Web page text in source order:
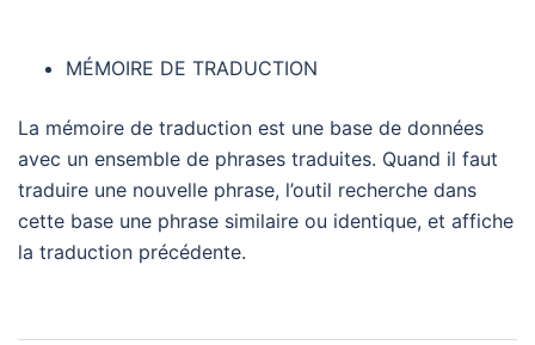
MÉMOIRE DE TRADUCTION
La mémoire de traduction est une base de données
avec un ensemble de phrases traduites. Quand il faut
traduire une nouvelle phrase, l’outil recherche dans
cette base une phrase similaire ou identique, et affiche
la traduction précédente.